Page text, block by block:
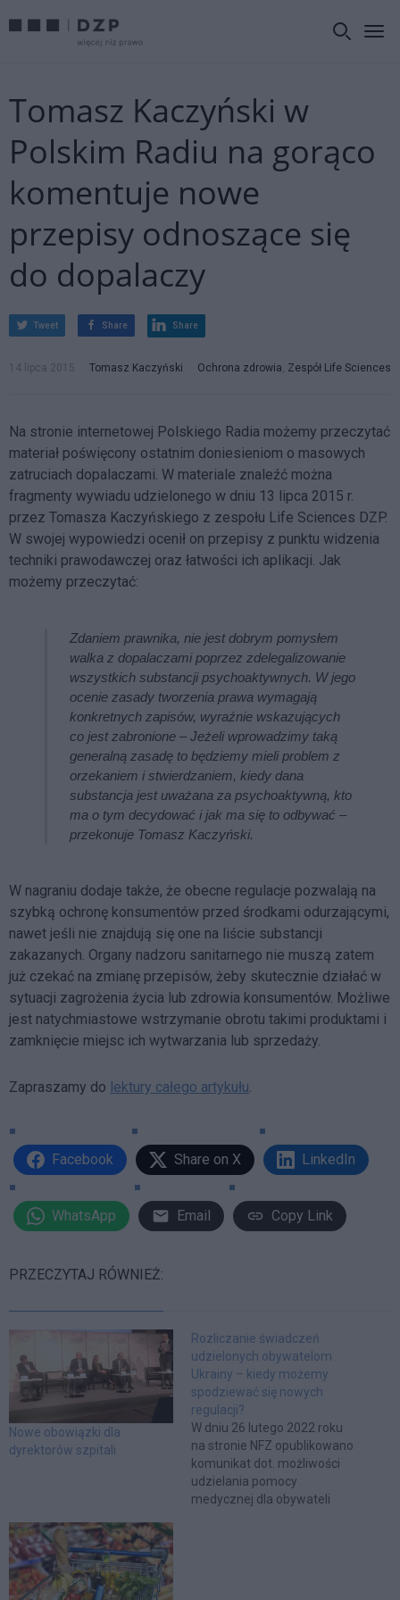
Tomasz Kaczyński w
Polskim Radiu na gorąco
komentuje nowe
przepisy odnoszące się
do dopalaczy
Tweet Share Share
14 lipca 2015 Tomasz Kaczyński Ochrona zdrowia, Zespół Life Sciences
Na stronie internetowej Polskiego Radia możemy przeczytać
materiał poświęcony ostatnim doniesieniom o masowych
zatruciach dopalaczami. W materiale znaleźć można
fragmenty wywiadu udzielonego w dniu 13 lipca 2015 r.
przez Tomasza Kaczyńskiego z zespołu Life Sciences DZP.
W swojej wypowiedzi ocenił on przepisy z punktu widzenia
techniki prawodawczej oraz łatwości ich aplikacji. Jak
możemy przeczytać:
Zdaniem prawnika, nie jest dobrym pomysłem
walka z dopalaczami poprzez zdelegalizowanie
wszystkich substancji psychoaktywnych. W jego
ocenie zasady tworzenia prawa wymagają
konkretnych zapisów, wyraźnie wskazujących
co jest zabronione – Jeżeli wprowadzimy taką
generalną zasadę to będziemy mieli problem z
orzekaniem i stwierdzaniem, kiedy dana
substancja jest uważana za psychoaktywną, kto
ma o tym decydować i jak ma się to odbywać –
przekonuje Tomasz Kaczyński.
W nagraniu dodaje także, że obecne regulacje pozwalają na
szybką ochronę konsumentów przed środkami odurzającymi,
nawet jeśli nie znajdują się one na liście substancji
zakazanych. Organy nadzoru sanitarnego nie muszą zatem
już czekać na zmianę przepisów, żeby skutecznie działać w
sytuacji zagrożenia życia lub zdrowia konsumentów. Możliwe
jest natychmiastowe wstrzymanie obrotu takimi produktami i
zamknięcie miejsc ich wytwarzania lub sprzedaży.
Zapraszamy do lektury całego artykułu.
Facebook Share on X LinkedIn
WhatsApp Email Copy Link
PRZECZYTAJ RÓWNIEŻ:
Nowe obowiązki dla
dyrektorów szpitali
Rozliczanie świadczeń
udzielonych obywatelom
Ukrainy – kiedy możemy
spodziewać się nowych
regulacji?
W dniu 26 lutego 2022 roku
na stronie NFZ opublikowano
komunikat dot. możliwości
udzielania pomocy
medycznej dla obywateli